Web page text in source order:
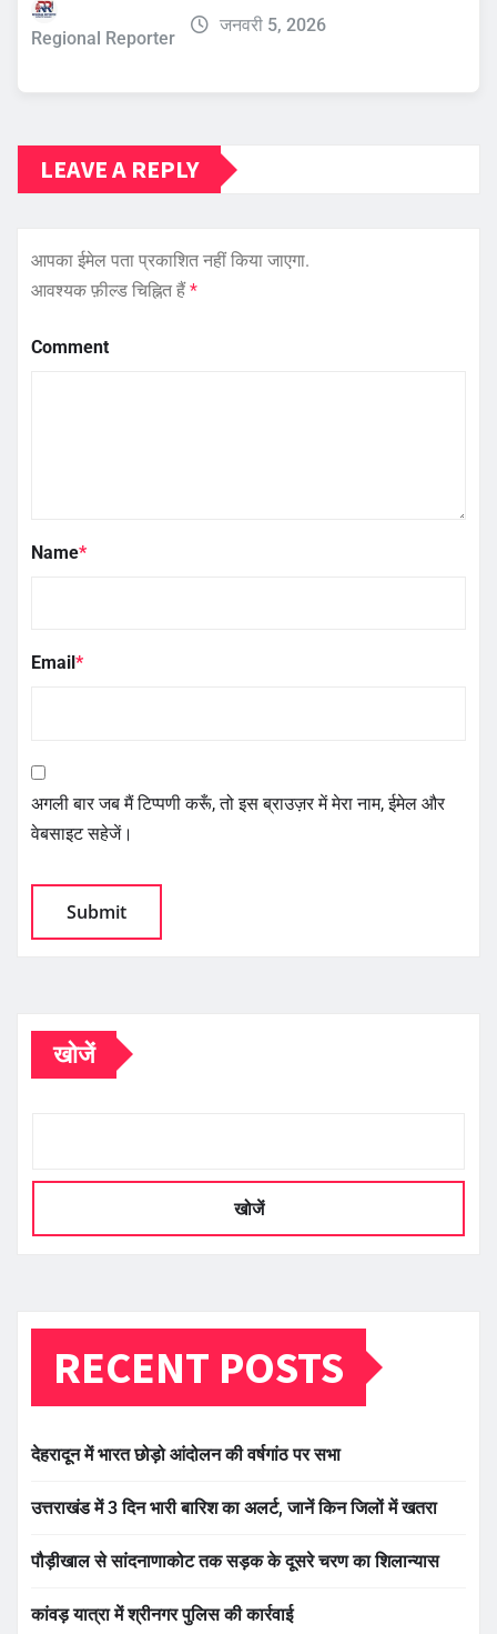
Regional Reporter
जनवरी 5, 2026
LEAVE A REPLY
आपका ईमेल पता प्रकाशित नहीं किया जाएगा.
आवश्यक फ़ील्ड चिह्नित हैं*
Comment
Name*
Email *
अगली बार जब मैं टिप्पणी करूँ, तो इस ब्राउज़र में मेरा नाम, ईमेल और
वेबसाइट सहेजें।
खोजें
खोजें
RECENT POSTS
देहरादून में भारत छोड़ो आंदोलन की वर्षगांठ पर सभा
उत्तराखंड में 3 दिन भारी बारिश का अलर्ट, जानें किन जिलों में खतरा
पौड़ीखाल से सांदनाणाकोट तक सड़क के दूसरे चरण का शिलान्यास
कांवड़ यात्रा में श्रीनगर पुलिस की कार्रवाई